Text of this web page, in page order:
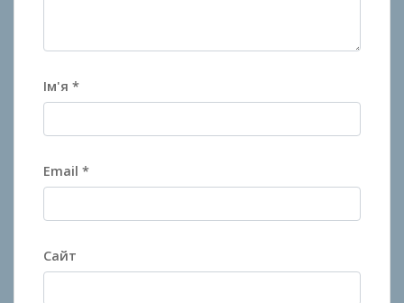
Ім'я *
Email *
Сайт